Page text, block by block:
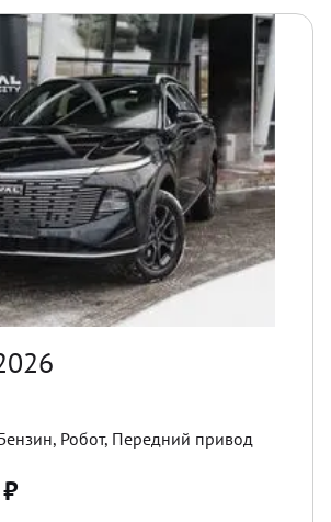
, Робот, Передний привод
₽